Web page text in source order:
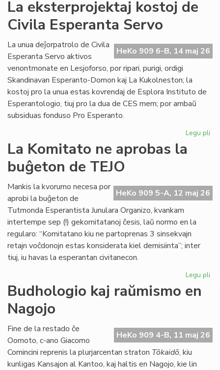
tuj
La eksterprojektaj kostoj de
Civila Esperanta Servo
HeKo 909 6-B, 14 maj 26
La unua deĵorpatrolo de Civila
Esperanta Servo aktivos
venontmonate en Lesjoforso, por ripari, purigi, ordigi
Skandinavan Esperanto-Domon kaj La Kukolneston; la
kostoj pro la unua estas kovrendaj de Esplora Instituto de
Esperantologio, tiuj pro la dua de CES mem; por ambaŭ
subsiduas fonduso Pro Esperanto.
Legu pli
La Komitato ne aprobas la
buĝeton de TEJO
HeKo 909 5-A, 12 maj 26
Mankis la kvorumo necesa por
aprobi la buĝeton de
Tutmonda Esperantista Junulara Organizo, kvankam
intertempe sep (!) gekomitatanoj ĉesis, laŭ normo en la
regularo: “Komitatano kiu ne partoprenas 3 sinsekvajn
retajn voĉdonojn estas konsiderata kiel demisiinta”; inter
tiuj, iu havas la esperantan civitanecon.
Legu pli
la
Budhologio kaj raŭmismo en
Nagojo
HeKo 909 4-B, 11 maj 26
Fine de la restado ĉe
Oomoto, c-ano Giacomo
Comincini reprenis la plurjarcentan straton Tōkaidō, kiu
kunligas Kansajon al Kantoo, kaj haltis en Nagojo, kie lin